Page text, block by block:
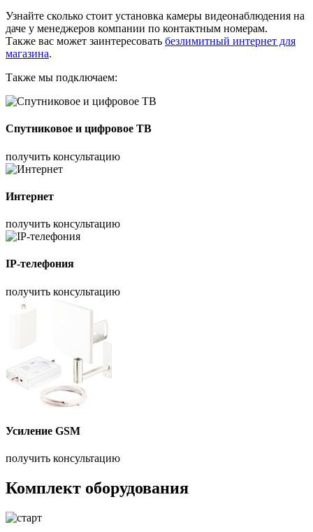
Узнайте сколько стоит установка камеры видеонаблюдения на
даче у менеджеров компании по контактным номерам.
Также вас может заинтересовать безлимитный интернет для
магазина.
Также мы подключаем:
Спутниковое и цифровое ТВ
получить консультацию
Интернет
получить консультацию
IP-телефония
получить консультацию
Усиление GSM
получить консультацию
Комплект оборудования